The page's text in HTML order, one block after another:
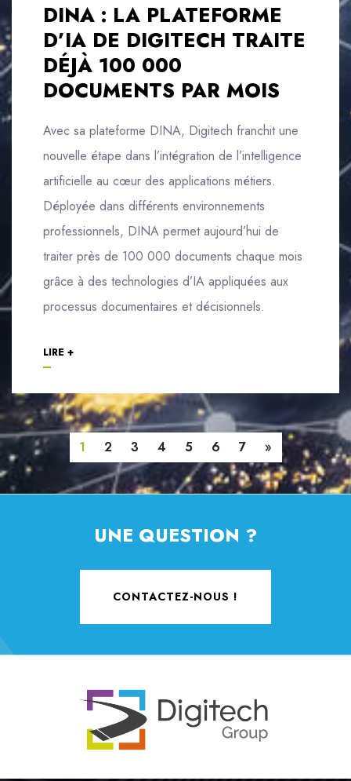
DINA : LA PLATEFORME
D’IA DE DIGITECH TRAITE
DÉJÀ 100 000
DOCUMENTS PAR MOIS
Avec sa plateforme DINA, Digitech franchit une
nouvelle étape dans l’intégration de l’intelligence
artificielle au cœur des applications métiers.
Déployée dans différents environnements
professionnels, DINA permet aujourd’hui de
traiter près de 100 000 documents chaque mois
grâce à des technologies d’IA appliquées aux
processus documentaires et décisionnels.
LIRE +
1 2 3 4 5 6 7 » Suivant
UNE QUESTION ?
CONTACTEZ-NOUS !